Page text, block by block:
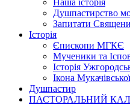
Душпастирство
Запитати
Історія
Єпископи МГКЄ
Мученики та
Історія
Ікона
Душпастир
ПАСТОРАЛЬНИЙ